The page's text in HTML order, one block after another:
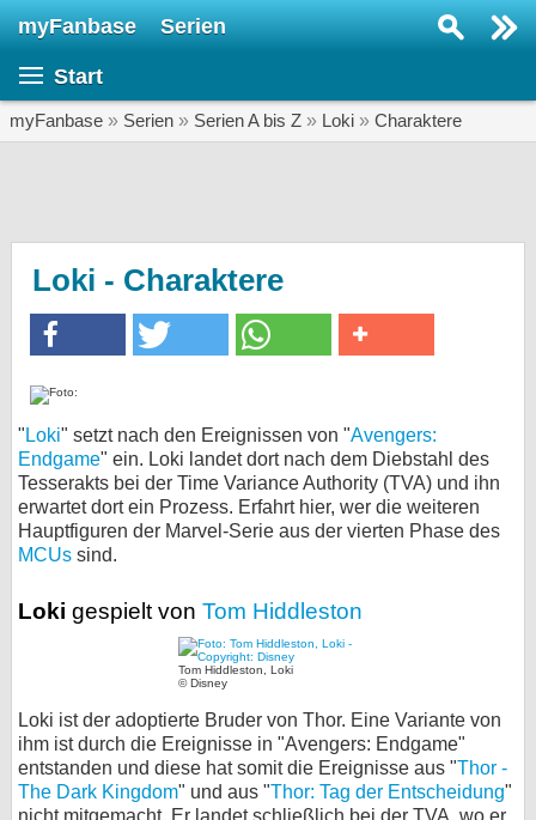
myFanbase Serien
Start
myFanbase » Serien » Serien A bis Z » Loki » Charaktere
Loki - Charaktere
" Loki" setzt nach den Ereignissen von "Avengers:
Endgame" ein. Loki landet dort nach dem Diebstahl des
Tesserakts bei der Time Variance Authority (TVA) und ihn
erwartet dort ein Prozess. Erfahrt hier, wer die weiteren
Hauptfiguren der Marvel-Serie aus der vierten Phase des
MCUs sind.
Loki gespielt von Tom Hiddleston
Tom Hiddleston, Loki
© Disney
Loki ist der adoptierte Bruder von Thor. Eine Variante von
ihm ist durch die Ereignisse in "Avengers: Endgame"
entstanden und diese hat somit die Ereignisse aus "Thor -
The Dark Kingdom" und aus "Thor: Tag der Entscheidung"
nicht mitgemacht. Er landet schließlich bei der TVA, wo er
SERIEN
Veranstaltungen
KULTUR
SERVICE
Gewinnspiele
Forum
bei Facebook
Nutzungsbedingungen
Datenschutz